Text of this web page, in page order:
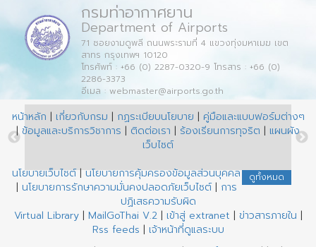
กรมท่าอากาศยาน
Department of Airports
71 ซอยงามดูพลี ถนนพระรามที่ 4 แขวงทุ่งมหาเมฆ เขต
สาทร กรุงเทพฯ 10120
โทรศัพท์ : +66 (0) 2287-0320-9 โทรสาร : +66 (0)
2286-3373
อีเมล : webmaster@airports.go.th
ดูทั้งหมด
หน้าหลัก | เกี่ยวกับกรม | กฏระเบียบนโยบาย | คู่มือและแบบฟอร์มต่างๆ
|ข้อมูลและบริการวิชาการ | ติดต่อเรา | ร้องเรียนการทุจริต | แผนผัง
เว็บไซต์
นโยบายเว็บไซต์|นโยบายการคุ้มครองข้อมูลส่วนบุคคล
| นโยบายการรักษาความมั่นคงปลอดภัยเว็บไซต์| การ
ปฏิเสธความรับผิด
Virtual Library| MailGoThai V.2| เข้าสู่ extranet | ข่าวสารภายใน |
Rss feeds | เจ้าหน้าที่ดูแลระบบ